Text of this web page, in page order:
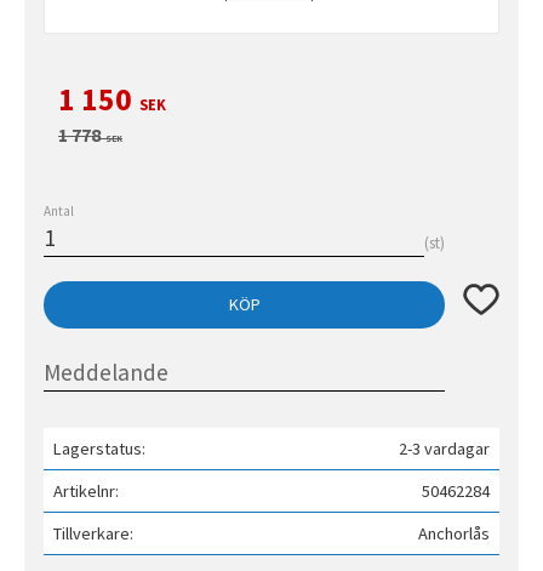
Nedsatt pris:
1 150 SEK
Ordinarie pris:
1 778SEK
Antal
st
KÖP Lägg till
Lagerstatus
2-3 vardagar
Artikelnr
50462284
Tillverkare
Anchorlås